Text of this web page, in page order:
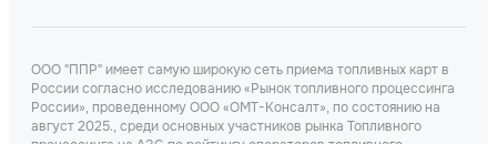
ООО "ППР" имеет самую широкую сеть приема топливных карт в
России согласно исследованию «Рынок топливного процессинга
России», проведенному ООО «ОМТ-Консалт», по состоянию на
август 2025., среди основных участников рынка Топливного